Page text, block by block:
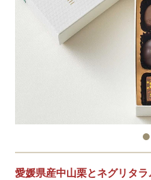
愛媛県産中山栗とネグリタ